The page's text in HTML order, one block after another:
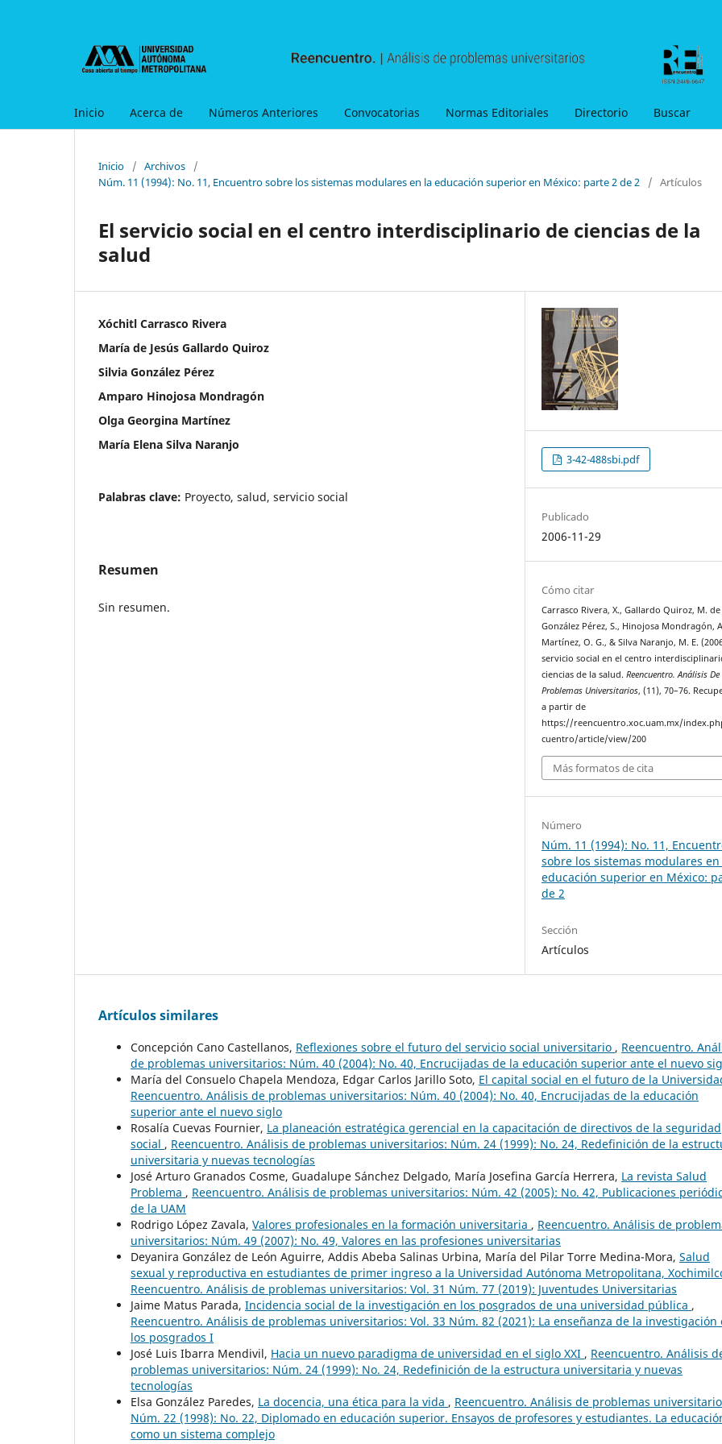
Inicio Acerca de Números Anteriores Convocatorias Normas Editoriales Directorio Buscar
Inicio / Archivos
/
Núm. 11 (1994): No. 11, Encuentro sobre los sistemas modulares en la educación superior en México: parte 2 de 2
/ Artículos
El servicio social en el centro interdisciplinario de ciencias de la
salud
Xóchitl Carrasco Rivera
María de Jesús Gallardo Quiroz
Silvia González Pérez
Amparo Hinojosa Mondragón
Olga Georgina Martínez
María Elena Silva Naranjo
Palabras clave: Proyecto, salud, servicio social
Resumen
Sin resumen.
3-42-488sbi.pdf
Publicado
2006-11-29
Cómo citar
Carrasco Rivera, X., Gallardo Quiroz, M. de
González Pérez, S., Hinojosa Mondragón,
Martínez, O. G., & Silva Naranjo, M. E.
servicio social en el centro
ciencias de la salud.Reencuentro. Análisis De
Problemas Universitarios, (11), 70–76.
a partir de
https://reencuentro.xoc.uam.mx/
cuentro/article/view/200
Más formatos de cita
Número
Núm. 11 (1994): No. 11,
sobre los sistemas modulares en
educación superior en México:
de 2
Sección
Artículos
Artículos similares
Concepción Cano Castellanos, Reflexiones sobre el futuro del servicio social universitario , Reencuentro.
de problemas universitarios: Núm. 40 (2004): No. 40, Encrucijadas de la educación superior ante el nuevo
María del Consuelo Chapela Mendoza, Edgar Carlos Jarillo Soto, El capital social en el futuro de la
Reencuentro. Análisis de problemas universitarios: Núm. 40 (2004): No. 40, Encrucijadas de la educación
superior ante el nuevo siglo
Rosalía Cuevas Fournier, La planeación estratégica gerencial en la capacitación de directivos de la seguridad
social , Reencuentro. Análisis de problemas universitarios: Núm. 24 (1999): No. 24, Redefinición de la
universitaria y nuevas tecnologías
José Arturo Granados Cosme, Guadalupe Sánchez Delgado, María Josefina García Herrera, La revista Salud
Problema , Reencuentro. Análisis de problemas universitarios: Núm. 42 (2005): No. 42, Publicaciones
de la UAM
Rodrigo López Zavala, Valores profesionales en la formación universitaria , Reencuentro. Análisis de
universitarios: Núm. 49 (2007): No. 49, Valores en las profesiones universitarias
Deyanira González de León Aguirre, Addis Abeba Salinas Urbina, María del Pilar Torre Medina-Mora, Salud
sexual y reproductiva en estudiantes de primer ingreso a la Universidad Autónoma Metropolitana,
Reencuentro. Análisis de problemas universitarios: Vol. 31 Núm. 77 (2019): Juventudes Universitarias
Jaime Matus Parada, Incidencia social de la investigación en los posgrados de una universidad pública ,
Reencuentro. Análisis de problemas universitarios: Vol. 33 Núm. 82 (2021): La enseñanza de la investigación
los posgrados I
José Luis Ibarra Mendivil, Hacia un nuevo paradigma de universidad en el siglo XXI , Reencuentro. Análisis
problemas universitarios: Núm. 24 (1999): No. 24, Redefinición de la estructura universitaria y nuevas
tecnologías
Elsa González Paredes, La docencia, una ética para la vida , Reencuentro. Análisis de problemas
Núm. 22 (1998): No. 22, Diplomado en educación superior. Ensayos de profesores y estudiantes. La
como un sistema complejo